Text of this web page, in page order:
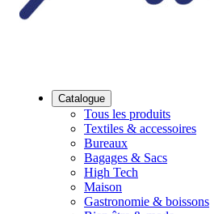
Catalogue
Tous les produits
Textiles & accessoires
Bureaux
Bagages & Sacs
High Tech
Maison
Gastronomie & boissons